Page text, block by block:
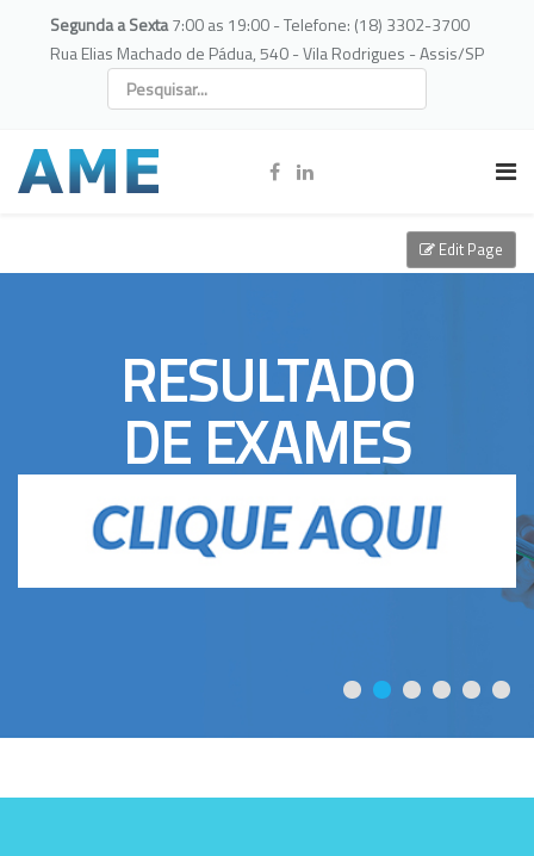
Segunda a Sexta7:00 as 19:00 - Telefone: (18) 3302-3700
Rua Elias Machado de Pádua, 540 - Vila Rodrigues - Assis/SP
RESULTADO
DE EXAMES
Edit Page